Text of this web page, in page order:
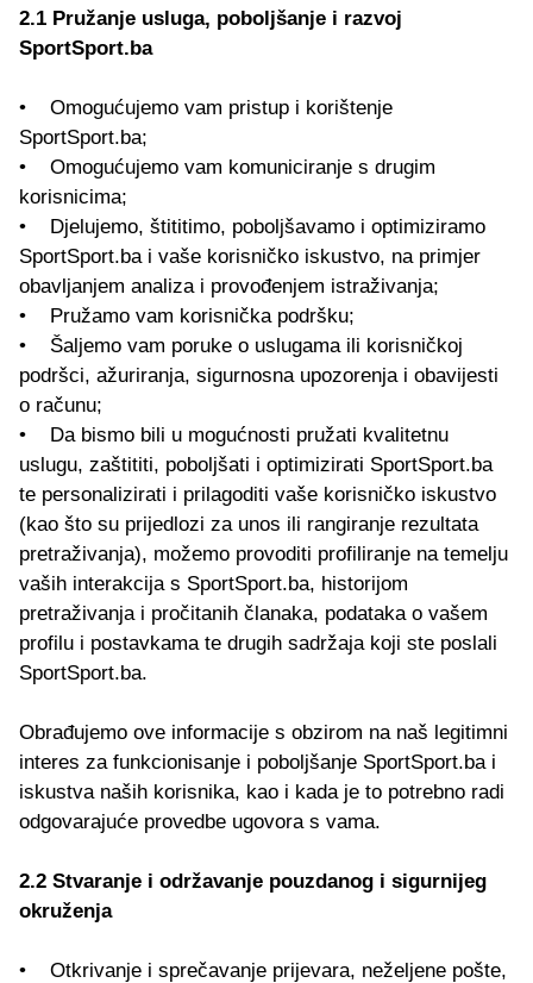
2.1 Pružanje usluga, poboljšanje i razvoj
SportSport.ba
• Omogućujemo vam pristup i korištenje
SportSport.ba;
• Omogućujemo vam komuniciranje s drugim
korisnicima;
• Djelujemo, štititimo, poboljšavamo i optimiziramo
SportSport.ba i vaše korisničko iskustvo, na primjer
obavljanjem analiza i provođenjem istraživanja;
• Pružamo vam korisnička podršku;
• Šaljemo vam poruke o uslugama ili korisničkoj
podršci, ažuriranja, sigurnosna upozorenja i obavijesti
o računu;
• Da bismo bili u mogućnosti pružati kvalitetnu
uslugu, zaštititi, poboljšati i optimizirati SportSport.ba
te personalizirati i prilagoditi vaše korisničko iskustvo
(kao što su prijedlozi za unos ili rangiranje rezultata
pretraživanja), možemo provoditi profiliranje na temelju
vaših interakcija s SportSport.ba, historijom
pretraživanja i pročitanih članaka, podataka o vašem
profilu i postavkama te drugih sadržaja koji ste poslali
SportSport.ba.
Obrađujemo ove informacije s obzirom na naš legitimni
interes za funkcionisanje i poboljšanje SportSport.ba i
iskustva naših korisnika, kao i kada je to potrebno radi
odgovarajuće provedbe ugovora s vama.
2.2 Stvaranje i održavanje pouzdanog i sigurnijeg
okruženja
• Otkrivanje i sprečavanje prijevara, neželjene pošte,